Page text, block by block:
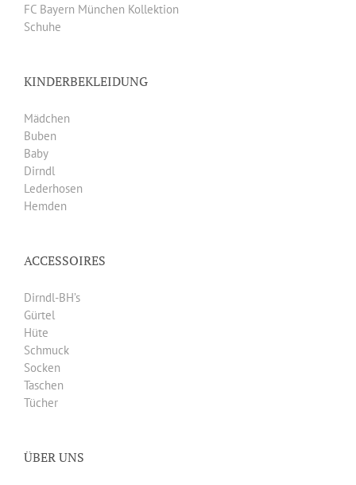
FC Bayern München Kollektion
Schuhe
KINDERBEKLEIDUNG
Mädchen
Buben
Baby
Dirndl
Lederhosen
Hemden
ACCESSOIRES
Dirndl-BH’s
Gürtel
Hüte
Schmuck
Socken
Taschen
Tücher
ÜBER UNS